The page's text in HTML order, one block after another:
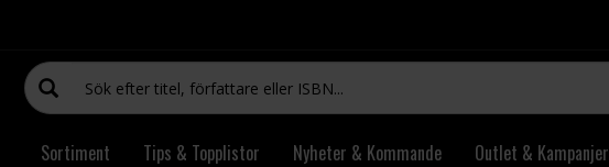
Sortiment Tips & Topplistor Nyheter & Kommande Outlet & Kampanjer